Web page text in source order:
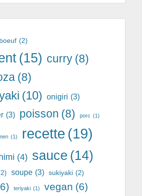
boeuf (2)
(15) curry (8)
(8)
(10) onigiri (3)
(3) poisson (8) porc (1)
(1) recette (19)
(4) sauce (14)
soupe (3) sukiyaki (2)
teriyaki (1) vegan (6)